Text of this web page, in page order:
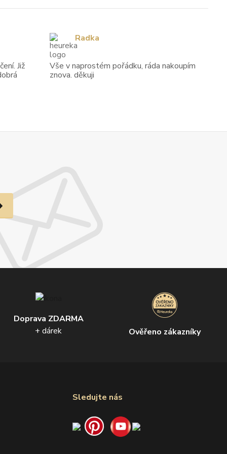
Doprava ZDARMA
+ dárek
Ověřeno zákazníky
Sledujte nás
Již
Vše v naprostém pořádku, ráda nakoupím
znova. děkuji
Radka